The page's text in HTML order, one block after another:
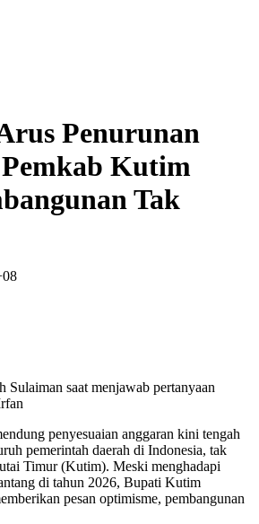
Penurunan
Kutim
Tak
Sulaiman saat menjawab pertanyaan
penyesuaian anggaran kini tengah
pemerintah daerah di Indonesia, tak
Timur (Kutim). Meski menghadapi
di tahun 2026, Bupati Kutim
pesan optimisme, pembangunan